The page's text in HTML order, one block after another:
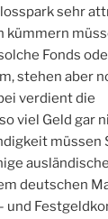
sehr
kümmern
Fonds
stehen aber
verdient die
viel Geld gar
müssen
deutschen